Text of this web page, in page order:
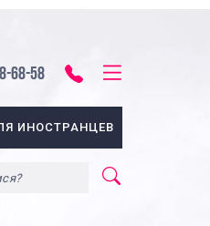
68-58
ИНОСТРАНЦЕВ